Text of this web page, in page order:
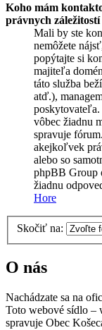
Koho mám
právnych
Mali by ste
nemôžete
popýtajte si
majiteľa
táto služba
atď.),
poskytovateľa.
vôbec žiadnu
spravuje
akejkoľvek
alebo so
phpBB Group
žiadnu
Hore
Skočiť na:
O nás
Nachádzate sa na
Toto webové sídlo –
spravuje Obec